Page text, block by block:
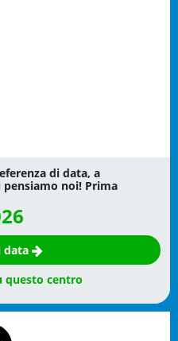
di data, a
noi! Prima
data
questo centro